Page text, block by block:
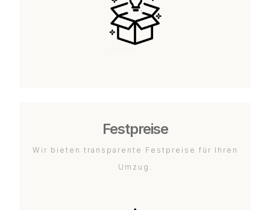
Festpreise
Wir bieten transparente Festpreise für Ihren
Umzug.